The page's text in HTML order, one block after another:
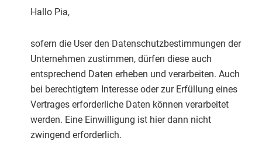
Hallo Pia,
sofern die User den Datenschutzbestimmungen der
Unternehmen zustimmen, dürfen diese auch
entsprechend Daten erheben und verarbeiten. Auch
bei berechtigtem Interesse oder zur Erfüllung eines
Vertrages erforderliche Daten können verarbeitet
werden. Eine Einwilligung ist hier dann nicht
zwingend erforderlich.